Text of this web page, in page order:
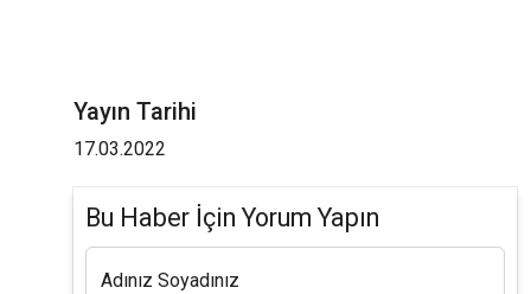
Yayın Tarihi
17.03.2022
Bu Haber İçin Yorum Yapın
Adınız Soyadınız